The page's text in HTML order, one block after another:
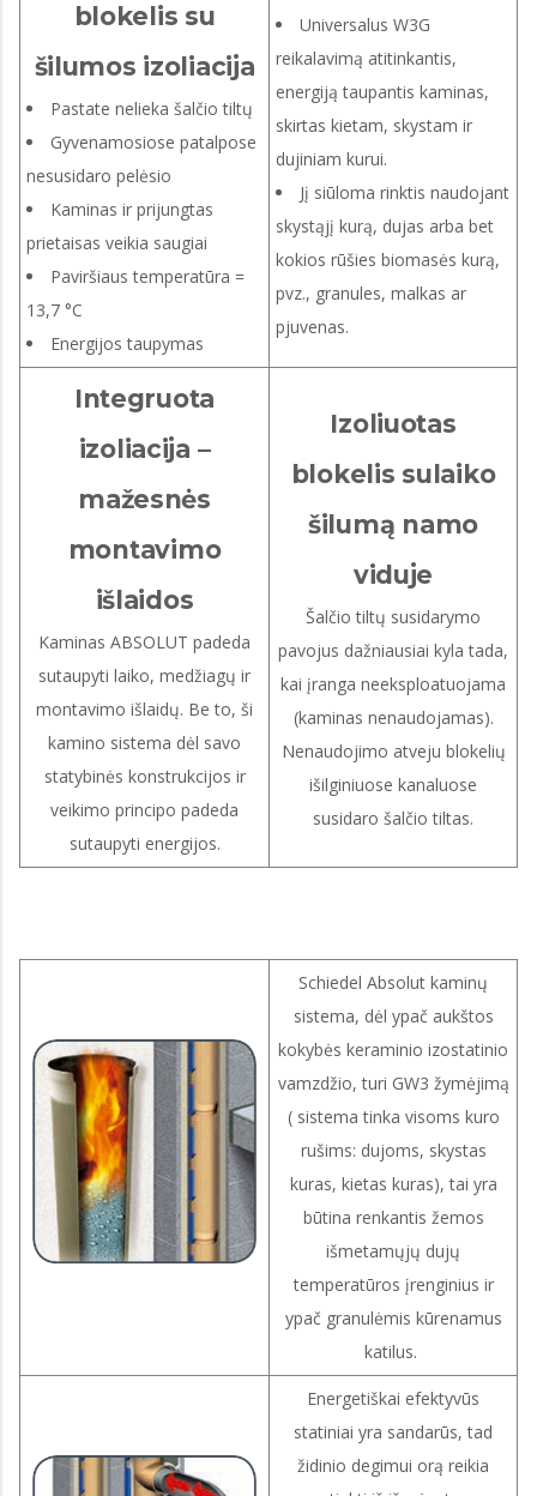
blokelis su
šilumos izoliacija
Pastate nelieka šalčio tiltų
Gyvenamosiose patalpose
nesusidaro pelėsio
Kaminas ir prijungtas
prietaisas veikia saugiai
Paviršiaus temperatūra =
13,7 °C
Energijos taupymas
Universalus W3G
reikalavimą atitinkantis,
energiją taupantis kaminas,
skirtas kietam, skystam ir
dujiniam kurui.
Jį siūloma rinktis naudojant
skystąjį kurą, dujas arba bet
kokios rūšies biomasės kurą,
pvz., granules, malkas ar
pjuvenas.
Integruota
izoliacija –
mažesnės
montavimo
išlaidos
Kaminas ABSOLUT padeda
sutaupyti laiko, medžiagų ir
montavimo išlaidų. Be to, ši
kamino sistema dėl savo
statybinės konstrukcijos ir
veikimo principo padeda
sutaupyti energijos.
Izoliuotas
blokelis sulaiko
šilumą namo
viduje
Šalčio tiltų susidarymo
pavojus dažniausiai kyla tada,
kai įranga neeksploatuojama
(kaminas nenaudojamas).
Nenaudojimo atveju blokelių
išilginiuose kanaluose
susidaro šalčio tiltas.
Schiedel Absolut kaminų
sistema, dėl ypač aukštos
kokybės keraminio izostatinio
vamzdžio, turi GW3 žymėjimą
( sistema tinka visoms kuro
rušims: dujoms, skystas
kuras, kietas kuras), tai yra
būtina renkantis žemos
išmetamųjų dujų
temperatūros įrenginius ir
ypač granulėmis kūrenamus
katilus.
Energetiškai efektyvūs
statiniai yra sandarūs, tad
židinio degimui orą reikia